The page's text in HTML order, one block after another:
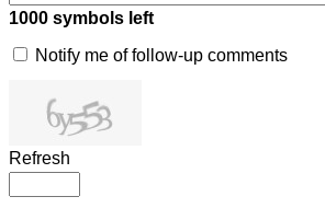
1000 symbols left
Notify me of follow-up comments
Refresh